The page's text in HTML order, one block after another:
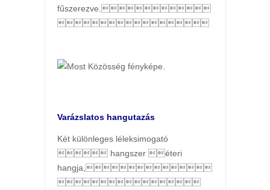
fűszerezve.

Varázslatos hangutazás
Két különleges léleksimogató
 hangszer éteri
hangja,
